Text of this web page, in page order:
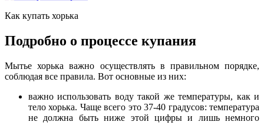
Как купать хорька
Подробно о процессе купания
Мытье хорька важно осуществлять в правильном порядке,
соблюдая все правила. Вот основные из них:
важно использовать воду такой же температуры, как и
тело хорька. Чаще всего это 37-40 градусов: температура
не должна быть ниже этой цифры и лишь немного